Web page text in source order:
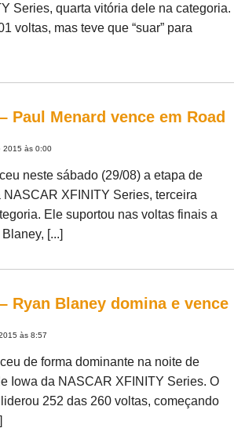
Series, quarta vitória dele na categoria.
voltas, mas teve que “suar” para
Paul Menard vence em Road
2015 às 0:00
neste sábado (29/08) a etapa de
NASCAR XFINITY Series, terceira
Ele suportou nas voltas finais a
[...]
Ryan Blaney domina e vence
às 8:57
de forma dominante na noite de
Iowa da NASCAR XFINITY Series. O
252 das 260 voltas, começando